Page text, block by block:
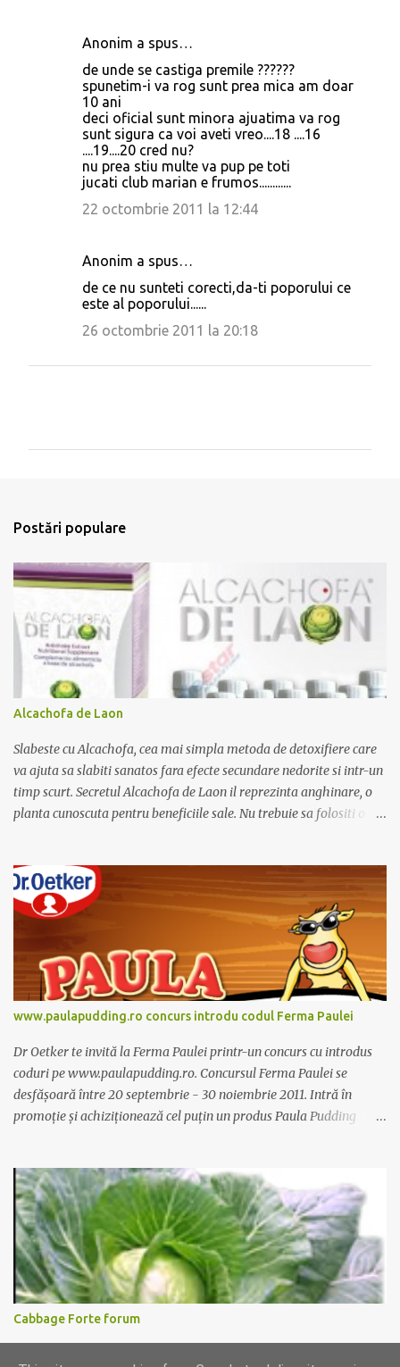
Anonim a spus…
de unde se castiga premile ??????
spunetim-i va rog sunt prea mica am doar
10 ani
deci oficial sunt minora ajuatima va rog
sunt sigura ca voi aveti vreo....18 ....16
....19....20 cred nu?
nu prea stiu multe va pup pe toti
jucati club marian e frumos............
22 octombrie 2011 la 12:44
Anonim a spus…
de ce nu sunteti corecti,da-ti poporului ce
este al poporului......
26 octombrie 2011 la 20:18
m
e
ț
u
n
c
n
a
r
u
Postări populare
Alcachofa de Laon
Slabeste cu Alcachofa, cea mai simpla metoda de detoxifiere care
va ajuta sa slabiti sanatos fara efecte secundare nedorite si intr-un
timp scurt. Secretul Alcachofa de Laon il reprezinta anghinare, o
planta cunoscuta pentru beneficiile sale. Nu trebuie sa folositi o
www.paulapudding.ro concurs introdu codul Ferma Paulei
Dr Oetker te invită la Ferma Paulei printr-un concurs cu introdus
coduri pe www.paulapudding.ro. Concursul Ferma Paulei se
desfășoară între 20 septembrie - 30 noiembrie 2011. Intră în
promoție și achiziționează cel puțin un produs Paula Pudding
concurs Ferma Paulei. Poți căștiga zilnic truse de grădinărit,
săptămânal tractorașul fermierului sau premiul cel mare o
excursie la o super-fermă din Anglia. Mai multe coduri, mai multe
șanse de câștig. Câștigători si regulament pe
www.paulapudding.ro.
Cabbage Forte forum